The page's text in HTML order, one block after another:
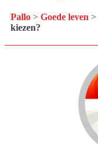
Pallo > Goede leven >
kiezen?